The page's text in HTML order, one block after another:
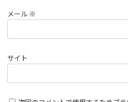
メール ※
サイト